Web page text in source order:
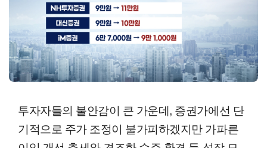
투자자들의 불안감이 큰 가운데, 증권가에선 단
기적으로 주가 조정이 불가피하겠지만 가파른